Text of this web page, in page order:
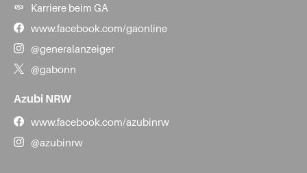
Karriere beim GA
www.facebook.com/gaonline
@generalanzeiger
@gabonn
Azubi NRW
www.facebook.com/azubinrw
@azubinrw